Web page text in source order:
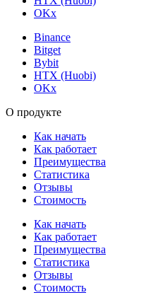
OKx
Binance
Bitget
Bybit
HTX (Huobi)
OKx
О продукте
Как начать
Как работает
Преимущества
Статистика
Отзывы
Стоимость
Как начать
Как работает
Преимущества
Статистика
Отзывы
Стоимость